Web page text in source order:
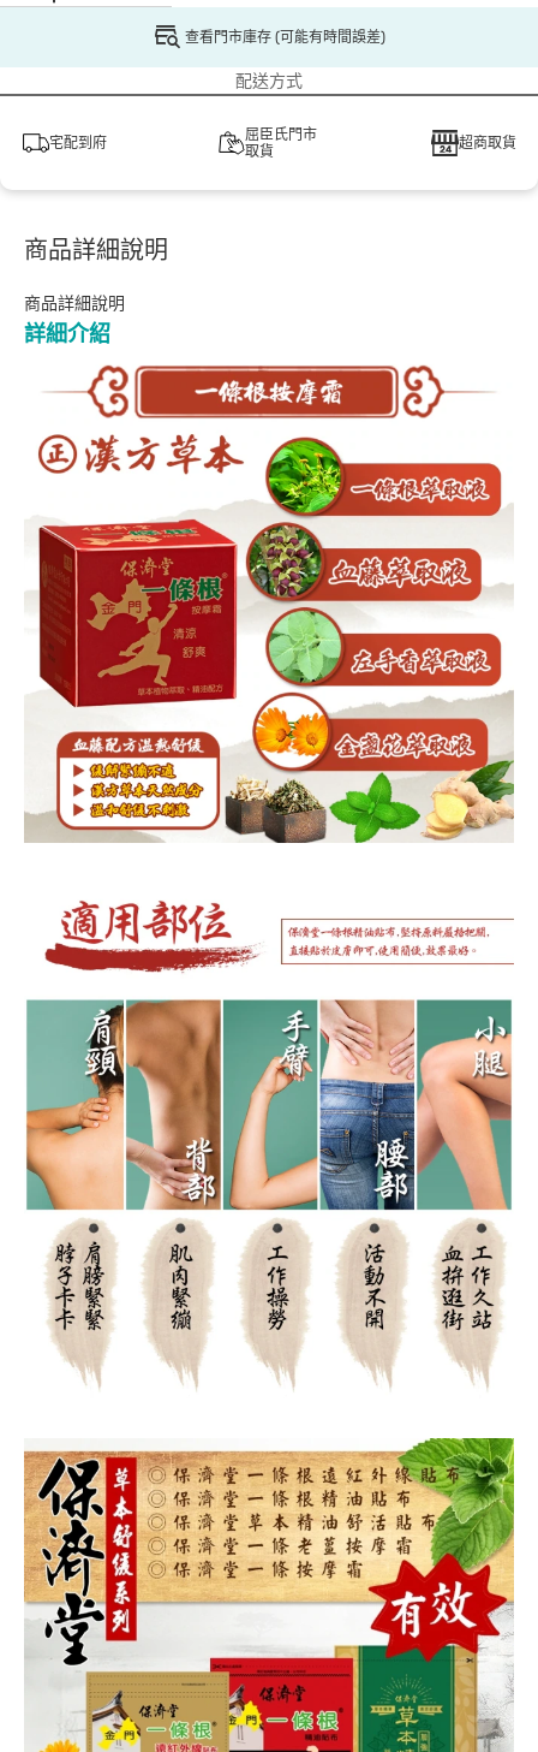
查看門市庫存 (可能有時間誤差)
配送方式
宅配到府
屈臣氏門市
取貨
超商取貨
商品詳細說明
商品詳細說明
詳細介紹